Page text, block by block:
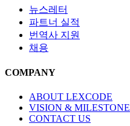
뉴스레터
파트너 실적
번역사 지원
채용
COMPANY
ABOUT LEXCODE
VISION & MILESTONE
CONTACT US